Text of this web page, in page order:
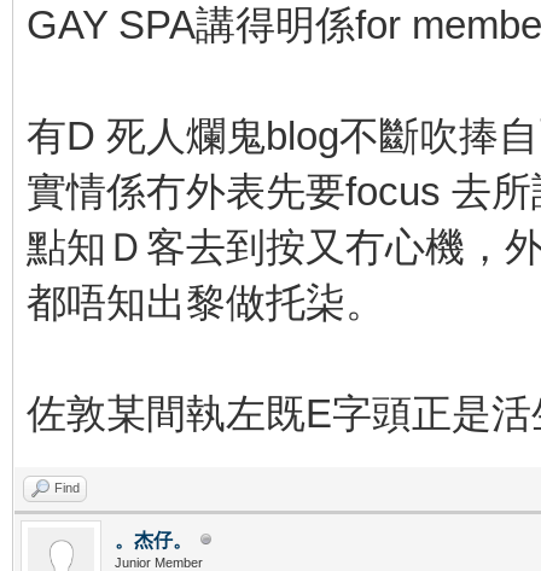
GAY SPA講得明係for
有D 死人爛鬼blog不斷吹捧
實情係冇外表先要focus 去
點知Ｄ客去到按又冇心機，
都唔知出黎做托柒。
佐敦某間執左既E字頭正是
Find
。杰仔。
Junior Member